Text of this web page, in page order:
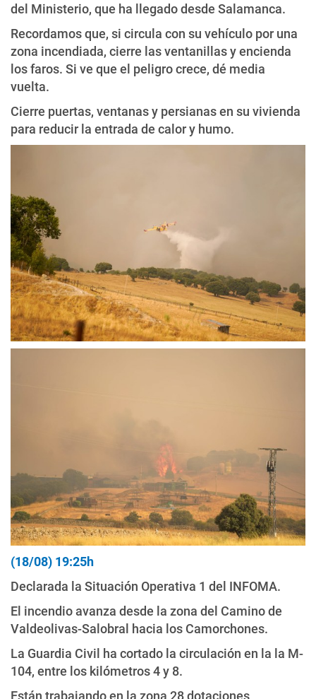
del Ministerio, que ha llegado desde Salamanca.
Recordamos que, si circula con su vehículo por una
zona incendiada, cierre las ventanillas y encienda
los faros. Si ve que el peligro crece, dé media
vuelta.
Cierre puertas, ventanas y persianas en su vivienda
para reducir la entrada de calor y humo.
(18/08) 19:25h
Declarada la Situación Operativa 1 del INFOMA.
El incendio avanza desde la zona del Camino de
Valdeolivas-Salobral hacia los Camorchones.
La Guardia Civil ha cortado la circulación en la la M-
104, entre los kilómetros 4 y 8.
Están trabajando en la zona 28 dotaciones